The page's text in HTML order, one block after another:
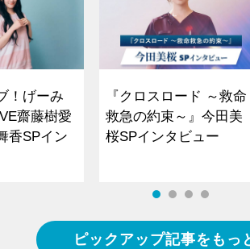
！げーみ
齋藤樹愛
香SPイン
『クロスロード ～救命
救急の約束～』今田美
桜SPインタビュー
ピックアップ記事をもっ